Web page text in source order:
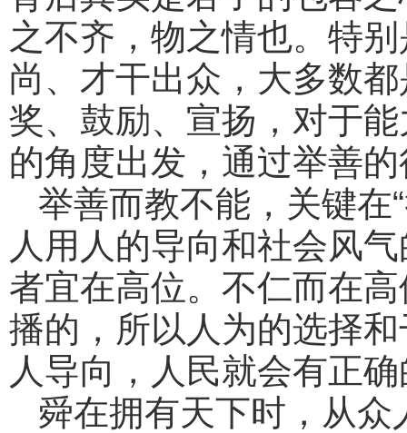
之不齐，物之情也。特
尚、才干出众，大多数
奖、鼓励、宣扬，对于
的角度出发，通过举善
举善而教不能，关键在
人用人的导向和社会风
者宜在高位。不仁而在
播的，所以人为的选择
人导向，人民就会有正
舜在拥有天下时，从